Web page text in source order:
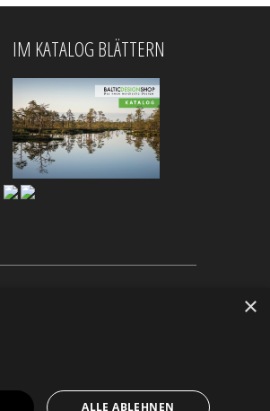
IM KATALOG BLÄTTERN
×
ALLE ABLEHNEN